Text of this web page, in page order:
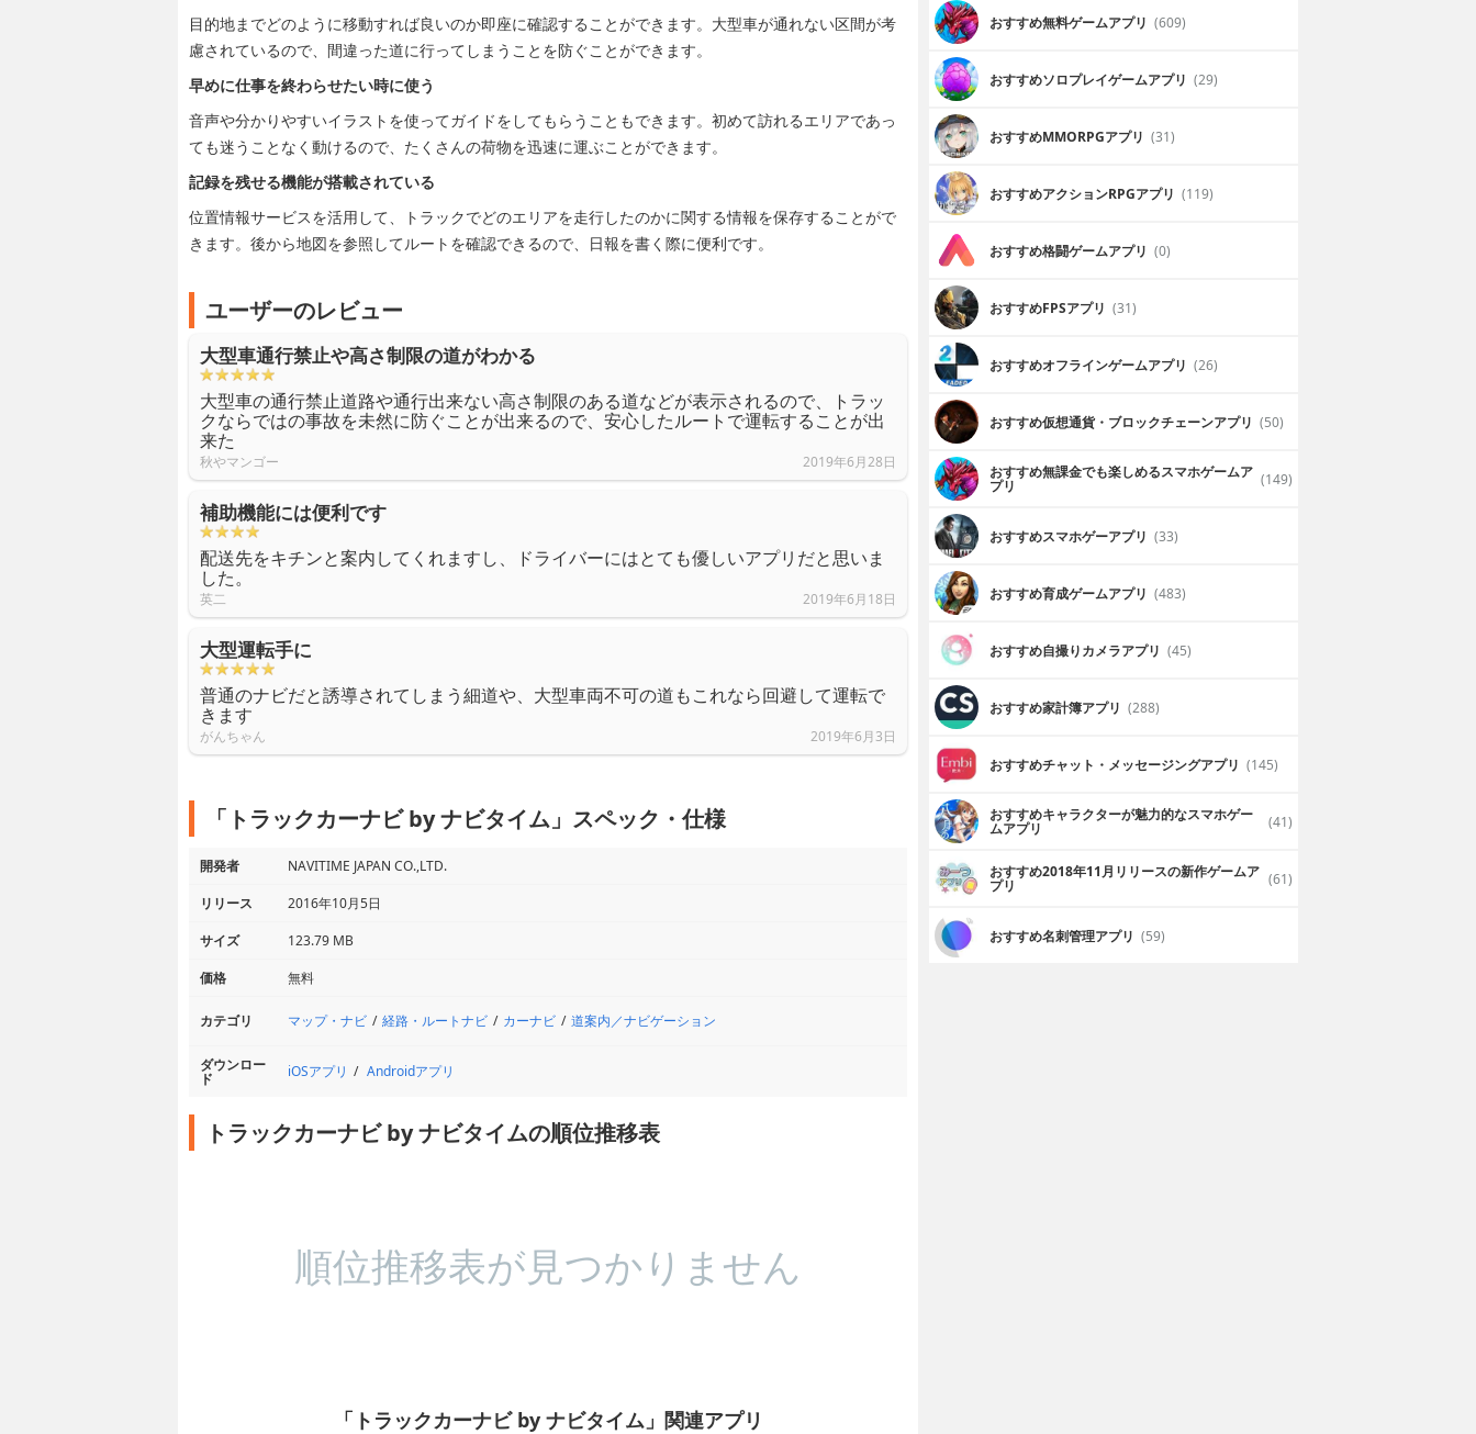
目的地までどのように移動すれば良いのか即座に確認することができます。大型車が通れない区間が考
慮されているので、間違った道に行ってしまうことを防ぐことができます。
早めに仕事を終わらせたい時に使う
音声や分かりやすいイラストを使ってガイドをしてもらうこともできます。初めて訪れるエリアであっ
ても迷うことなく動けるので、たくさんの荷物を迅速に運ぶことができます。
記録を残せる機能が搭載されている
位置情報サービスを活用して、トラックでどのエリアを走行したのかに関する情報を保存することがで
きます。後から地図を参照してルートを確認できるので、日報を書く際に便利です。
ユーザーのレビュー
大型車通行禁止や高さ制限の道がわかる
大型車の通行禁止道路や通行出来ない高さ制限のある道などが表示されるので、トラッ
クならではの事故を未然に防ぐことが出来るので、安心したルートで運転することが出
来た
秋やマンゴー 2019年6月28日
補助機能には便利です
配送先をキチンと案内してくれますし、ドライバーにはとても優しいアプリだと思いま
した。
英二 2019年6月18日
大型運転手に
普通のナビだと誘導されてしまう細道や、大型車両不可の道もこれなら回避して運転で
きます
がんちゃん 2019年6月3日
「トラックカーナビ by ナビタイム」スペック・仕様
開発者
NAVITIME JAPAN CO.,LTD.
リリース
2016年10月5日
サイズ
123.79 MB
価格
無料
カテゴリ マップ・ナビ 経路・ルートナビ カーナビ 道案内／ナビゲーション
ダウンロー
ド iOSアプリ Androidアプリ
トラックカーナビ by ナビタイムの順位推移表
順位推移表が見つかりません
「トラックカーナビ by ナビタイム」関連アプリ
おすすめ無料ゲームアプリ (609)
おすすめソロプレイゲームアプリ (29)
おすすめ MMORPGアプリ (31)
おすすめアクションRPGアプリ (119)
おすすめ格闘ゲームアプリ (0)
おすすめFPSアプリ (31)
おすすめオフラインゲームアプリ (26)
おすすめ仮想通貨・ブロックチェーンアプリ (50)
おすすめ無課金でも楽しめるスマホゲームア
プリ (149)
おすすめスマホゲーアプリ (33)
おすすめ育成ゲームアプリ (483)
おすすめ自撮りカメラアプリ (45)
おすすめ家計簿アプリ (288)
おすすめチャット・メッセージングアプリ (145)
おすすめキャラクターが魅力的なスマホゲー
ムアプリ (41)
おすすめ2018年11月リリースの新作ゲームア
プリ (61)
おすすめ名刺管理アプリ (59)